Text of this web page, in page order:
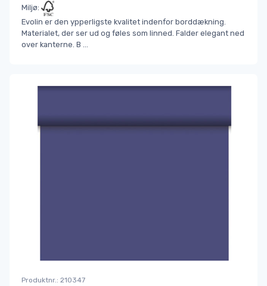
Miljø:
Evolin er den ypperligste kvalitet indenfor borddækning.
Materialet, der ser ud og føles som linned. Falder elegant ned
over kanterne. B
Produktnr.: 210347